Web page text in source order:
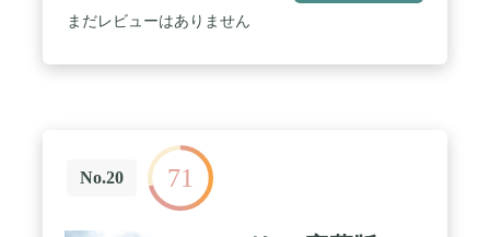
まだレビューはありません
No.20 71